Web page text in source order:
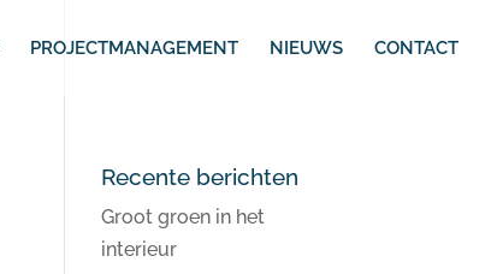
PROJECTMANAGEMENT NIEUWS CONTACT
Recente berichten
Groot groen in het
interieur